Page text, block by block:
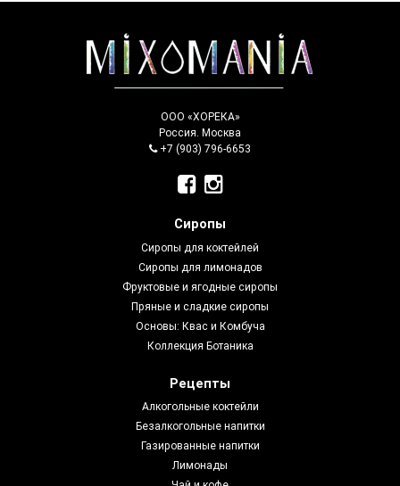
ООО «ХОРЕКА»
Россия. Москва
+7 (903) 796-6653
Сиропы
Сиропы для коктейлей
Сиропы для лимонадов
Фруктовые и ягодные сиропы
Пряные и сладкие сиропы
Основы: Квас и Комбуча
Коллекция Ботаника
Рецепты
Алкогольные коктейли
Безалкогольные напитки
Газированные напитки
Лимонады